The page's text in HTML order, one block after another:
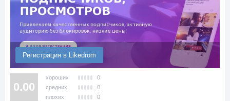
Регистрация в Likedrom
0.00
хороших
0
средних
0
плохих
0